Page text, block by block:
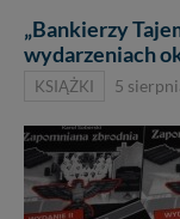
„Bankierzy
wydarzeniach
KSIĄŻKI 5